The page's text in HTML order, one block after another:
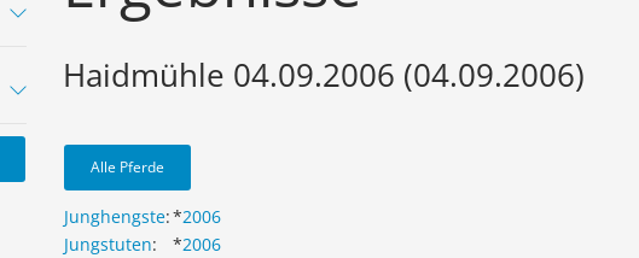
Haidmühle 04.09.2006 (04.09.2006)
Alle Pferde
Junghengste:*2006
Jungstuten: *2006